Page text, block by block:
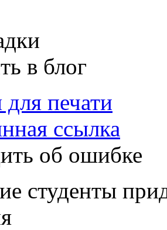
в блог
печати
ссылка
об ошибке
студенты